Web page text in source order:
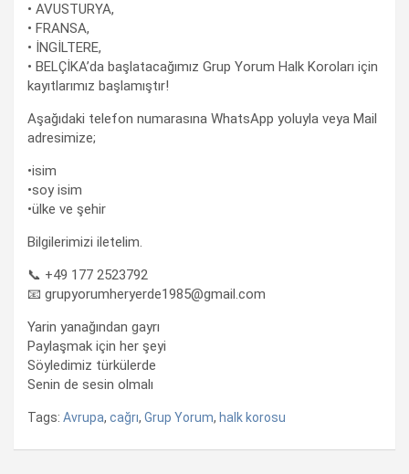
• AVUSTURYA,
• FRANSA,
• İNGİLTERE,
• BELÇİKA’da başlatacağımız Grup Yorum Halk Koroları için
kayıtlarımız başlamıştır!
Aşağıdaki telefon numarasına WhatsApp yoluyla veya Mail
adresimize;
•isim
•soy isim
•ülke ve şehir
Bilgilerimizi iletelim.
📞 +49 177 2523792
📧 grupyorumheryerde1985@gmail.com
Yarin yanağından gayrı
Paylaşmak için her şeyi
Söyledimiz türkülerde
Senin de sesin olmalı
Tags: Avrupa, cağrı, Grup Yorum, halk korosu